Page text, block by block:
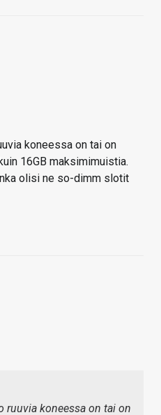
koneessa on tai on
16GB maksimimuistia.
olisi ne so-dimm slotit
ruuvia koneessa on tai on